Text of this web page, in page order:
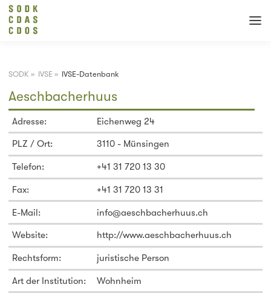
SODK » IVSE » IVSE-Datenbank
Aeschbacherhuus
Adresse: Eichenweg 24
PLZ / Ort: 3110 - Münsingen
Telefon: +41 31 720 13 30
Fax: +41 31 720 13 31
E-Mail: info@aeschbacherhuus.ch
Website: http://www.aeschbacherhuus.ch
Rechtsform: juristische Person
Art der Institution: Wohnheim